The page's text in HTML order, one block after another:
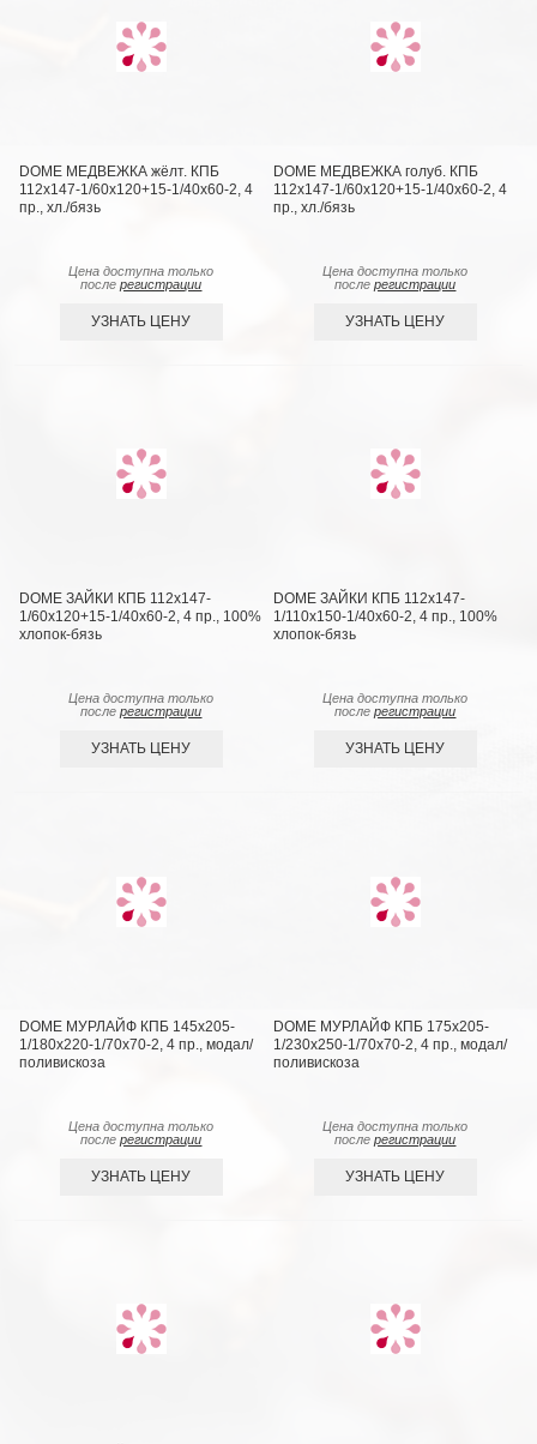
DOME МЕДВЕЖКА жёлт. КПБ
112х147-1/60х120+15-1/40х60-2, 4
пр., хл./бязь
Цена доступна только
послерегистрации
УЗНАТЬ ЦЕНУ
DOME МЕДВЕЖКА голуб. КПБ
112х147-1/60х120+15-1/40х60-2, 4
пр., хл./бязь
Цена доступна только
послерегистрации
УЗНАТЬ ЦЕНУ
DOME ЗАЙКИ КПБ 112х147-
1/60х120+15-1/40х60-2, 4 пр., 100%
хлопок-бязь
Цена доступна только
послерегистрации
УЗНАТЬ ЦЕНУ
DOME ЗАЙКИ КПБ 112х147-
1/110х150-1/40х60-2, 4 пр., 100%
хлопок-бязь
Цена доступна только
послерегистрации
УЗНАТЬ ЦЕНУ
DOME МУРЛАЙФ КПБ 145х205-
1/180х220-1/70х70-2, 4 пр., модал/
поливискоза
Цена доступна только
послерегистрации
УЗНАТЬ ЦЕНУ
DOME МУРЛАЙФ КПБ 175х205-
1/230х250-1/70х70-2, 4 пр., модал/
поливискоза
Цена доступна только
послерегистрации
УЗНАТЬ ЦЕНУ